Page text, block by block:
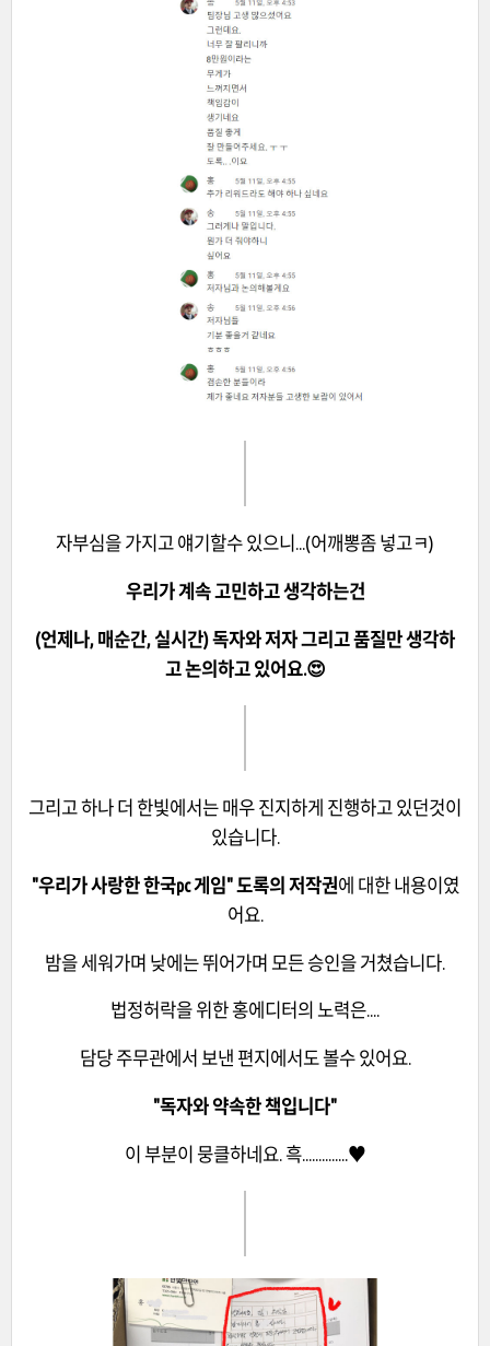
자부심을 가지고 얘기할수 있으니...(어깨뽕좀 넣고ㅋ)
우리가 계속 고민하고 생각하는건
(언제나, 매순간, 실시간) 독자와 저자 그리고 품질만 생각하
고 논의하고 있어요.😍
그리고 하나 더 한빛에서는 매우 진지하게 진행하고 있던것이
있습니다.
"우리가 사랑한 한국pc 게임" 도록의 저작권에 대한 내용이였
어요.
밤을 세워가며 낮에는 뛰어가며 모든 승인을 거쳤습니다.
법정허락을 위한 홍에디터의 노력은....
담당 주무관에서 보낸 편지에서도 볼수 있어요.
"독자와 약속한 책입니다"
이 부분이 뭉클하네요. 흑..............♥